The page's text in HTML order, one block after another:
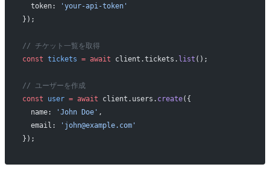
  token:
'your-api-token'
});
// チケット一覧を取得
const tickets = await client.tickets. list ();
// ユーザーを作成
const user = await client.users. create({
  name:
'John Doe' ,
  email:
'john@example.com'
});